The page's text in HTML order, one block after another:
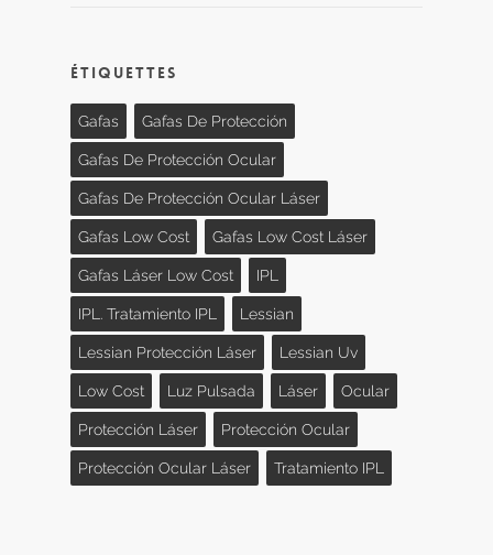
Étiquettes
Gafas Gafas De Protección
Gafas De Protección Ocular
Gafas De Protección Ocular Láser
Gafas Low Cost Gafas Low Cost Láser
Gafas Láser Low Cost IPL
IPL. Tratamiento IPL Lessian
Lessian Protección Láser Lessian Uv
Low Cost Luz Pulsada Láser Ocular
Protección Láser Protección Ocular
Protección Ocular Láser Tratamiento IPL